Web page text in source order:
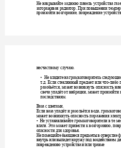
Не накрывайте заднюю панель устройства
загораживая радиатор. При повышении
произойти возгорание, повреждение
несчастному случаю.
• Не кладите на громкоговоритель сл
т.д. Если стеклянный предмет или что-либо
разобьётся, может возникнуть опасность
свеча упадёт от вибрации, может произойти
последствиям.
Ваза с цветами.
Если ваза упадёт и разольётся вода,
может возникнуть опасность поражения
• Не устанавливайте громкоговорители в те
влаги. Это может привести к возгоранию,
опасности для здоровья.
Не помещайте бьющиеся предметы в отверстие
внутрь иливыпадет наружу под воздействием
повреждению устройства и/или травме